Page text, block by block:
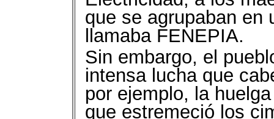
que se agrupaban en
llamaba FENEPIA.
Sin embargo, el
intensa lucha que
por ejemplo, la
que estremeció los